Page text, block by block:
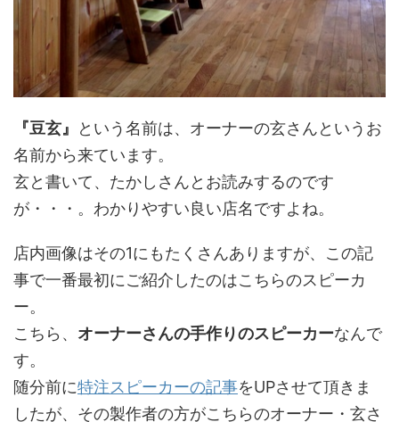
『豆玄』
という名前は、オーナーの玄さんというお
名前から来ています。
玄と書いて、たかしさんとお読みするのです
が・・・。わかりやすい良い店名ですよね。
店内画像はその1にもたくさんありますが、この記
事で一番最初にご紹介したのはこちらのスピーカ
ー。
こちら、 オーナーさんの手作りのスピーカーなんで
す。
随分前に特注スピーカーの記事をUPさせて頂きま
したが、その製作者の方がこちらのオーナー・玄さ